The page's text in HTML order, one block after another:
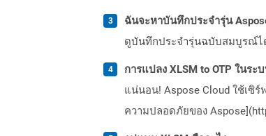
ฉันจะหาบันทึกประจำรุ่น
ดูบันทึกประจำรุ่นฉบับสมบูรณ์ไ
การแปลง XLSM to OTP ในร
แน่นอน! Aspose Cloud ใช้เซิ
ความปลอดภัยของ